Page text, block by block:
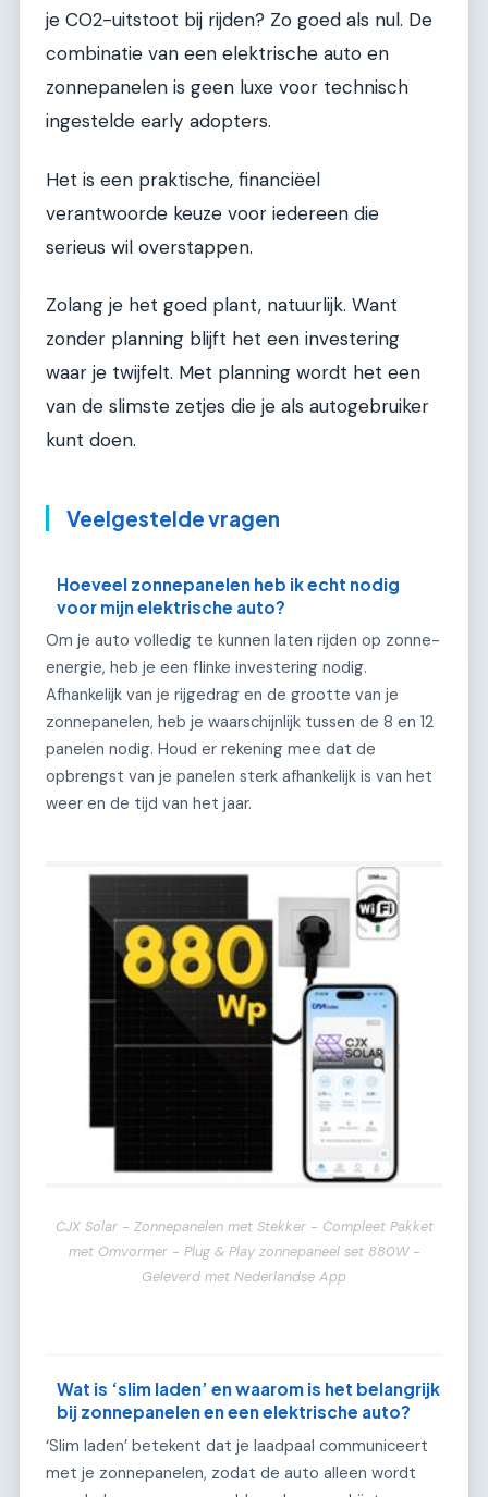
je CO2-uitstoot bij rijden? Zo goed als nul. De
combinatie van een elektrische auto en
zonnepanelen is geen luxe voor technisch
ingestelde early adopters.
Het is een praktische, financiëel
verantwoorde keuze voor iedereen die
serieus wil overstappen.
Zolang je het goed plant, natuurlijk. Want
zonder planning blijft het een investering
waar je twijfelt. Met planning wordt het een
van de slimste zetjes die je als autogebruiker
kunt doen.
Veelgestelde vragen
Hoeveel zonnepanelen heb ik echt nodig
voor mijn elektrische auto?
Om je auto volledig te kunnen laten rijden op zonne-
energie, heb je een flinke investering nodig.
Afhankelijk van je rijgedrag en de grootte van je
zonnepanelen, heb je waarschijnlijk tussen de 8 en 12
panelen nodig. Houd er rekening mee dat de
opbrengst van je panelen sterk afhankelijk is van het
weer en de tijd van het jaar.
CJX Solar - Zonnepanelen met Stekker - Compleet Pakket
met Omvormer - Plug & Play zonnepaneel set 880W -
Geleverd met Nederlandse App
Wat is ‘slim laden’ en waarom is het belangrijk
bij zonnepanelen en een elektrische auto?
‘Slim laden’ betekent dat je laadpaal communiceert
met je zonnepanelen, zodat de auto alleen wordt